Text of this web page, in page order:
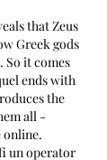
that Zeus
Greek gods
So it comes
ends with
the
all -
online.
un operator